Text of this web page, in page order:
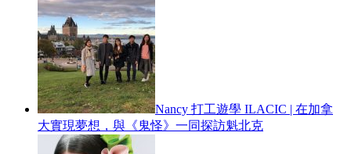
Nancy 打工遊學 ILACIC | 在加拿
大實現夢想，與《鬼怪》一同探訪魁北克